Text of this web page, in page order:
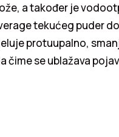
a također je
tekućeg puder
protuupalno,
čime se ublažava